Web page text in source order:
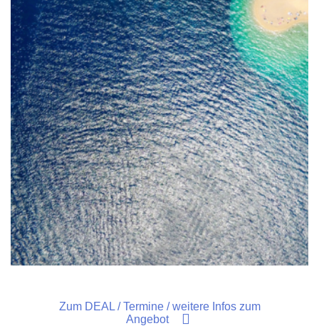
Zum DEAL / Termine / weitere Infos zum
Angebot